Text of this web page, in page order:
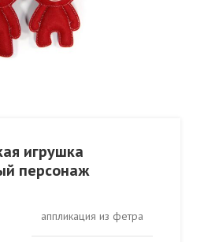
игрушка
персонаж
аппликация из фетра